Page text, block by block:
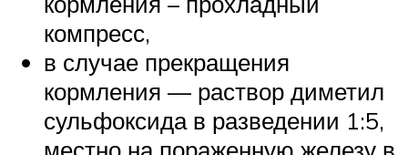
компресс,
в случае прекращения
кормления — раствор диметил
сульфоксида в разведении 1:5,